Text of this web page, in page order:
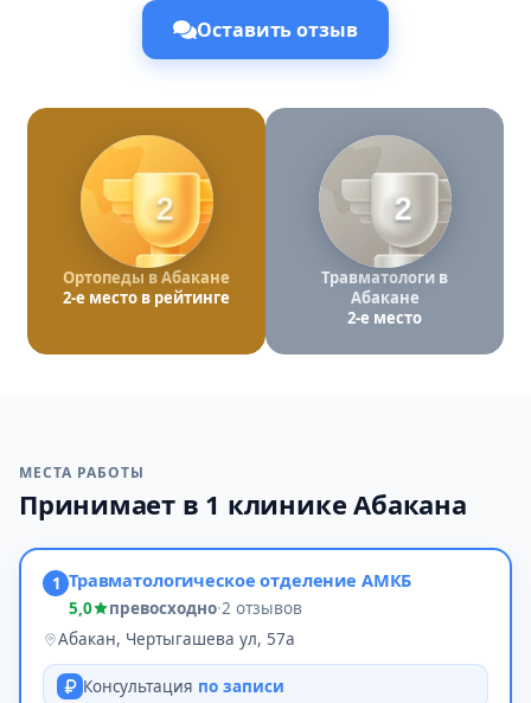
Оставить отзыв
2
Ортопеды в Абакане
2-е место в рейтинге
2
Травматологи в
Абакане
2-е место
МЕСТА РАБОТЫ
Принимает в 1 клинике Абакана
1 Травматологическое отделение АМКБ
5,0 превосходно·2 отзывов
Абакан, Чертыгашева ул, 57а
Консультация по записи